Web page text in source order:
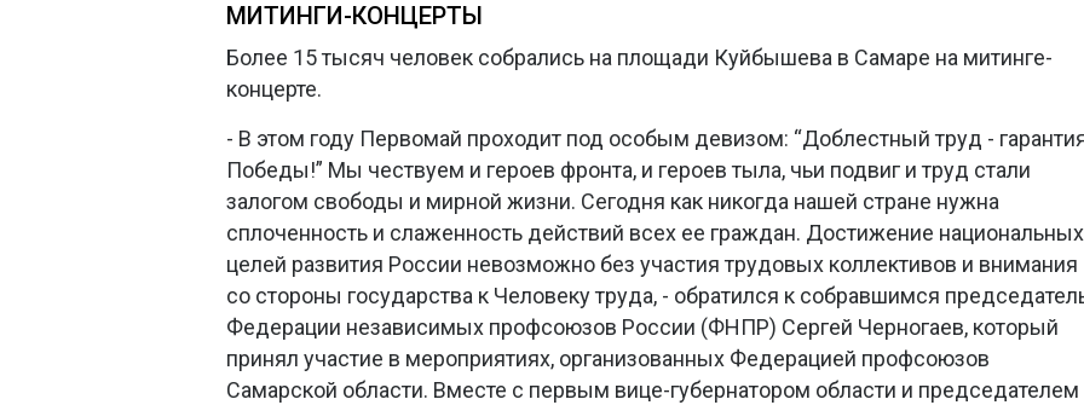
МИТИНГИ-КОНЦЕРТЫ
Более 15 тысяч человек собрались на площади Куйбышева в Самаре на митинге-
концерте.
- В этом году Первомай проходит под особым девизом: “Доблестный труд -
Победы!” Мы чествуем и героев фронта, и героев тыла, чьи подвиг и труд стали
залогом свободы и мирной жизни. Сегодня как никогда нашей стране нужна
сплоченность и слаженность действий всех ее граждан. Достижение национальных
целей развития России невозможно без участия трудовых коллективов и внимания
со стороны государства к Человеку труда, - обратился к собравшимся
Федерации независимых профсоюзов России (ФНПР) Сергей Черногаев, который
принял участие в мероприятиях, организованных Федерацией профсоюзов
Самарской области. Вместе с первым вице-губернатором области и председателем